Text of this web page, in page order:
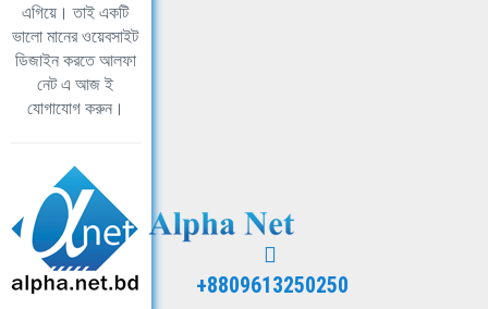
এগিয়ে। তাই একটি
ভালো মানের ওয়েবসাইট
ডিজাইন করতে আলফা
নেট এ আজ ই
যোগাযোগ করুন।
+8809613250250